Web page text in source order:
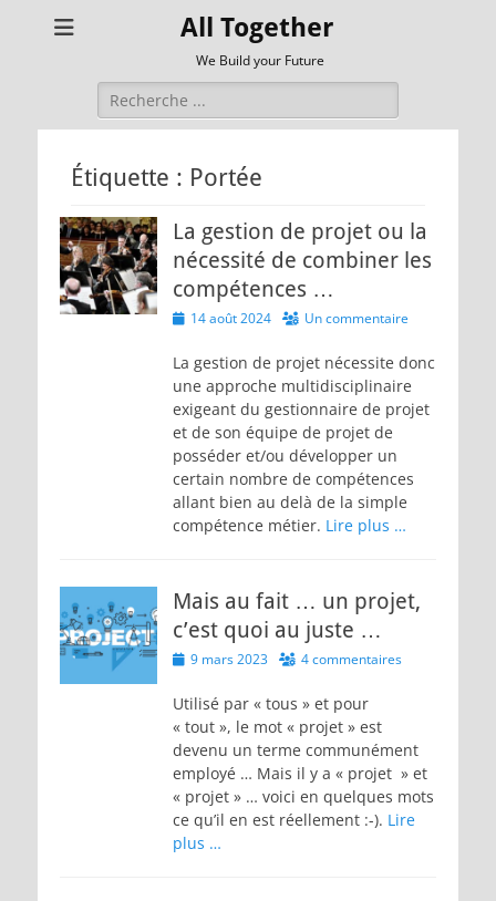
All Together
We Build your Future
Rechercher :
Étiquette : Portée
La gestion de projet ou la
nécessité de combiner les
compétences …
Posted14 août 2024 Un commentaire
La gestion de projet nécessite donc
une approche multidisciplinaire
exigeant du gestionnaire de projet
et de son équipe de projet de
posséder et/ou développer un
certain nombre de compétences
allant bien au delà de la simple
compétence métier. Lire plus …
Mais au fait … un projet,
c’est quoi au juste …
Posted
9 mars 2023 4 commentaires
Utilisé par « tous » et pour
« tout », le mot « projet » est
devenu un terme communément
employé … Mais il y a « projet » et
« projet » … voici en quelques mots
ce qu’il en est réellement :-). Lire
plus …